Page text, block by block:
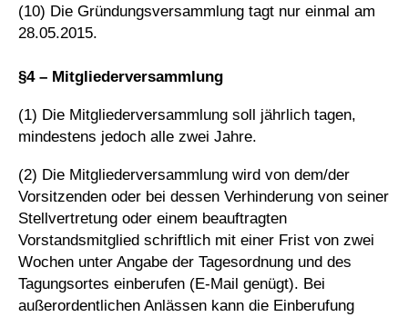
(10) Die Gründungsversammlung tagt nur einmal am
28.05.2015.
§4 – Mitgliederversammlung
(1) Die Mitgliederversammlung soll jährlich tagen,
mindestens jedoch alle zwei Jahre.
(2) Die Mitgliederversammlung wird von dem/der
Vorsitzenden oder bei dessen Verhinderung von seiner
Stellvertretung oder einem beauftragten
Vorstandsmitglied schriftlich mit einer Frist von zwei
Wochen unter Angabe der Tagesordnung und des
Tagungsortes einberufen (E-Mail genügt). Bei
außerordentlichen Anlässen kann die Einberufung